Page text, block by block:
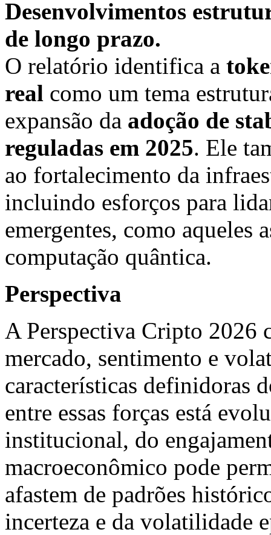
Desenvolvimentos
de longo prazo.
O relatório identifica a
real como um tema
expansão da adoção de
reguladas em 2025. Ele
ao fortalecimento da
incluindo esforços para
emergentes, como aqueles
computação quântica.
Perspectiva
A Perspectiva Cripto 2026
mercado, sentimento e
características definidoras
entre essas forças está
institucional, do
macroeconômico pode
afastem de padrões
incerteza e da volatilidade